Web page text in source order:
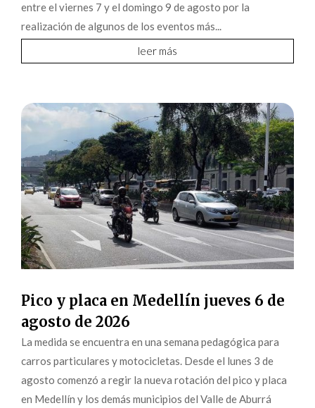
entre el viernes 7 y el domingo 9 de agosto por la
realización de algunos de los eventos más...
leer más
Pico y placa en Medellín jueves 6 de
agosto de 2026
La medida se encuentra en una semana pedagógica para
carros particulares y motocicletas. Desde el lunes 3 de
agosto comenzó a regir la nueva rotación del pico y placa
en Medellín y los demás municipios del Valle de Aburrá